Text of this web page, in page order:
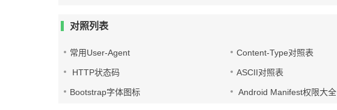
对照列表
常用User-Agent Content-Type对照表
HTTP状态码 ASCII对照表
Bootstrap字体图标 Android Manifest权限大全